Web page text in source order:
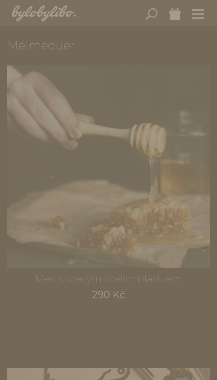
Melmequer
Med s pravým včelím plástvem
290 Kč